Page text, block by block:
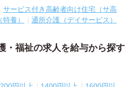
サービス付き高齢者向け住宅（サ高
養） 通所介護（デイサービス）
・福祉の求人を給与から探す